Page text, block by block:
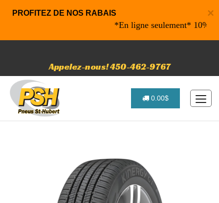
×
PROFITEZ DE NOS RABAIS
*En ligne seulement* 10% de
Appelez-nous! 450-462-9767
0.00$